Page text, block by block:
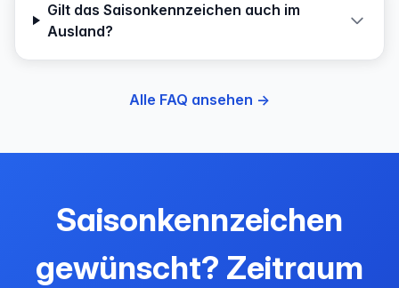
Gilt das Saisonkennzeichen auch im
Ausland?
Alle FAQ ansehen →
Saisonkennzeichen
gewünscht? Zeitraum